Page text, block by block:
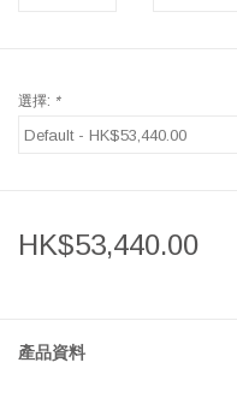
選擇: *
HK$53,440.00
產品資料